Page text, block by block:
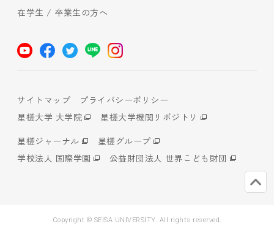
在学生 / 卒業生の方へ
サイトマップ
プライバシーポリシー
星槎大学 大学院
星槎大学機関リポジトリ
星槎ジャーナル
星槎グループ
学校法人 国際学園
公益財団法人 世界こども財団
Copyright © SEISA UNIVERSITY. All rights reserved.